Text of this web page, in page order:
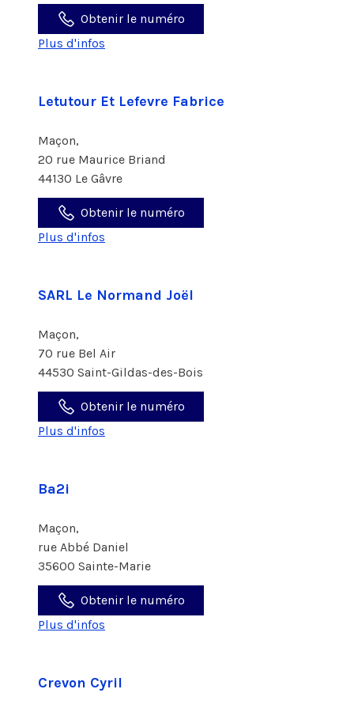
Obtenir le numéro
Plus d'infos
Letutour Et Lefevre Fabrice
Maçon,
20 rue Maurice Briand
44130 Le Gâvre
Obtenir le numéro
Plus d'infos
SARL Le Normand Joël
Maçon,
70 rue Bel Air
44530 Saint-Gildas-des-Bois
Obtenir le numéro
Plus d'infos
Ba2i
Maçon,
rue Abbé Daniel
35600 Sainte-Marie
Obtenir le numéro
Plus d'infos
Crevon Cyril